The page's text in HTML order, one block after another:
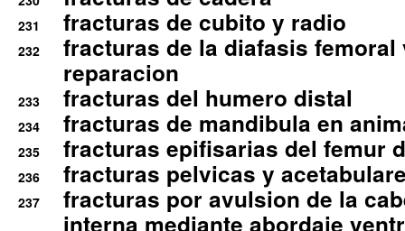
231 fracturas de cubito y radio
232
fracturas de la diafasis
reparacion
233 fracturas del humero distal
234 fracturas de mandibula en
235 fracturas epifisarias del femur
236 fracturas pelvicas y
237
fracturas por avulsion de la
interna mediante abordaje